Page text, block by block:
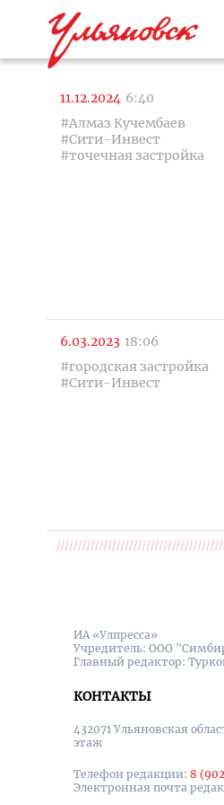
11.12.2024 6:40
#Алмаз Кучембаев
#Сити-Инвест
#точечная застройка
6.03.2023 18:06
#городская застройка
#Сити-Инвест
ИА «Улпресса»
Учредитель: ООО
Главный редактор:
КОНТАКТЫ
432071 Ульяновская
этаж
Телефон редакции: 8
Электронная почта